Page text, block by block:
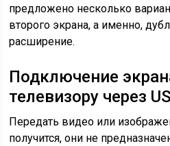
предложено несколько
второго экрана, а именно,
расширение.
Подключение
телевизору через
Передать видео или
получится, они не